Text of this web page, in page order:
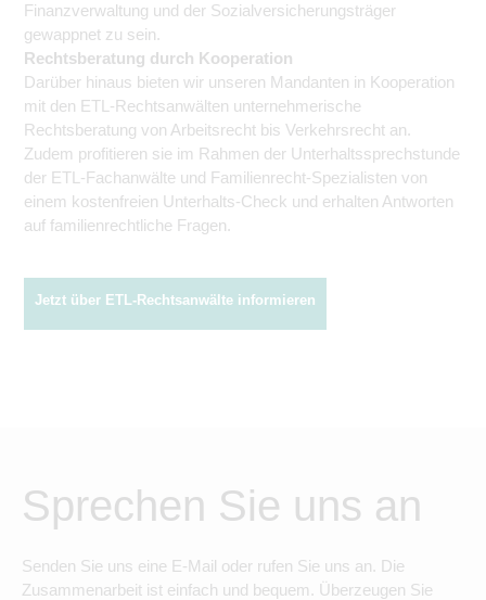
Finanzverwaltung und der Sozialversicherungsträger
gewappnet zu sein.
Rechtsberatung durch Kooperation
Darüber hinaus bieten wir unseren Mandanten in Kooperation
mit den ETL-Rechtsanwälten unternehmerische
Rechtsberatung von Arbeitsrecht bis Verkehrsrecht an.
Zudem profitieren sie im Rahmen der Unterhalts­sprechstunde
der ETL-Fachanwälte und Familienrecht-Spezialisten von
einem kostenfreien Unterhalts-Check und erhalten Antworten
auf familienrechtliche Fragen.
Jetzt über ETL-Rechtsanwälte informieren
Sprechen Sie uns an
Senden Sie uns eine E-Mail oder rufen Sie uns an. Die
Zusammenarbeit ist einfach und bequem. Überzeugen Sie